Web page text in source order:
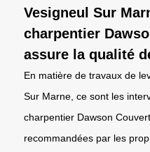
Vesigneul Sur
charpentier
assure la qualité
En matière de travaux de
Sur Marne, ce sont les
charpentier Dawson
recommandées par les